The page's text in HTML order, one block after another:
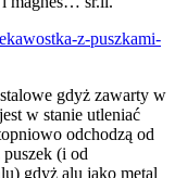
z-puszkami-
gdyż zawarty w
w stanie utleniać
odchodzą od
(i od
gdyż alu jako metal